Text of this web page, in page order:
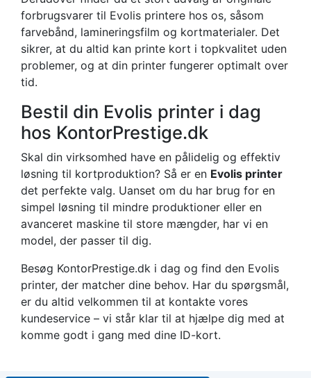
forbrugsvarer til Evolis printere hos os, såsom
farvebånd, lamineringsfilm og kortmaterialer. Det
sikrer, at du altid kan printe kort i topkvalitet uden
problemer, og at din printer fungerer optimalt over
tid.
Bestil din Evolis printer i dag
hos KontorPrestige.dk
Skal din virksomhed have en pålidelig og effektiv
løsning til kortproduktion? Så er en Evolis printer
det perfekte valg. Uanset om du har brug for en
simpel løsning til mindre produktioner eller en
avanceret maskine til store mængder, har vi en
model, der passer til dig.
Besøg KontorPrestige.dk i dag og find den Evolis
printer, der matcher dine behov. Har du spørgsmål,
er du altid velkommen til at kontakte vores
kundeservice – vi står klar til at hjælpe dig med at
komme godt i gang med dine ID-kort.